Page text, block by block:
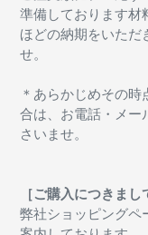
準備しております材
ほどの納期をいただ
せ。
＊あらかじめその
合は、お電話・メー
さいませ。
［ご購入につきまし
弊社ショッピングペ